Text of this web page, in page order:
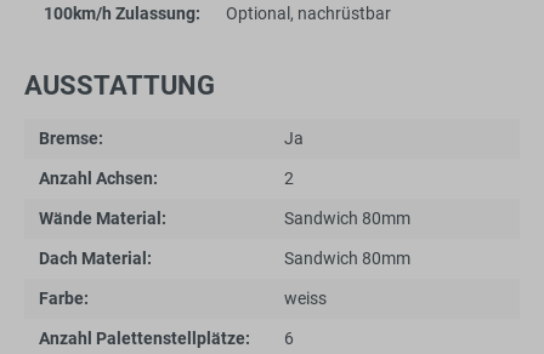
100km/h Zulassung:
Optional, nachrüstbar
AUSSTATTUNG
Bremse: Ja
Anzahl Achsen: 2
Wände Material: Sandwich 80mm
Dach Material: Sandwich 80mm
Farbe: weiss
Anzahl Palettenstellplätze: 6